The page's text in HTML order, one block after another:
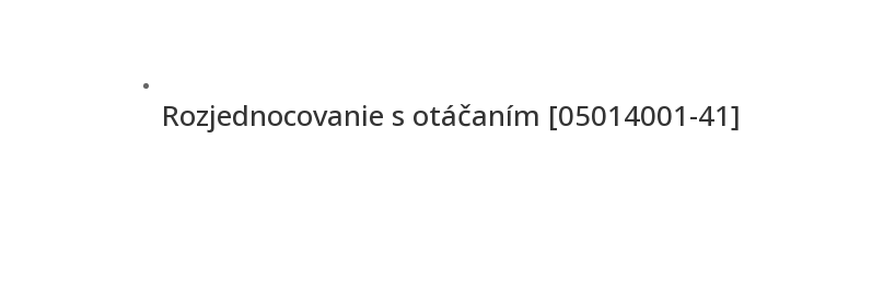
Rozjednocovanie s otáčaním [05014001-41]